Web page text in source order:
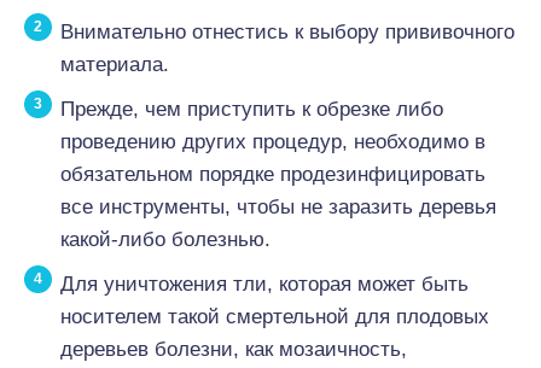
Внимательно отнестись к выбору прививочного
материала.
Прежде, чем приступить к обрезке либо
проведению других процедур, необходимо в
обязательном порядке продезинфицировать
все инструменты, чтобы не заразить деревья
какой-либо болезнью.
Для уничтожения тли, которая может быть
носителем такой смертельной для плодовых
деревьев болезни, как мозаичность,